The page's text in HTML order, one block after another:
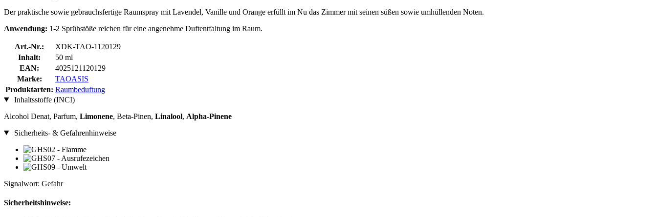
Der praktische sowie gebrauchsfertige Raumspray mit Lavendel, Vanille und Orange erfüllt im Nu das Zimmer mit seinen süßen sowie umhüllenden Noten.
Anwendung: 1-2 Sprühstöße reichen für eine angenehme Duftentfaltung im Raum.
Art.-Nr.:
XDK-TAO-1120129
Inhalt:
50 ml
EAN:
4025121120129
Marke:
TAOASIS
Produktarten: Raumbeduftung
Inhaltsstoffe (INCI)
Alcohol Denat, Parfum, Limonene, Beta-Pinen, Linalool, Alpha-Pinene
Sicherheits- & Gefahrenhinweise
Signalwort: Gefahr
Sicherheitshinweise: